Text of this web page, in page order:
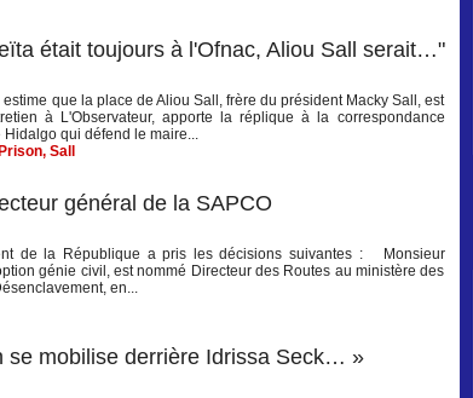
était toujours à l'Ofnac, Aliou Sall serait…"
que la place de Aliou Sall, frère du président Macky Sall, est
à L'Observateur, apporte la réplique à la correspondance
qui défend le maire...
, Sall
général de la SAPCO
de la République a pris les décisions suivantes : Monsieur
génie civil, est nommé Directeur des Routes au ministère des
en...
se mobilise derrière Idrissa Seck… »